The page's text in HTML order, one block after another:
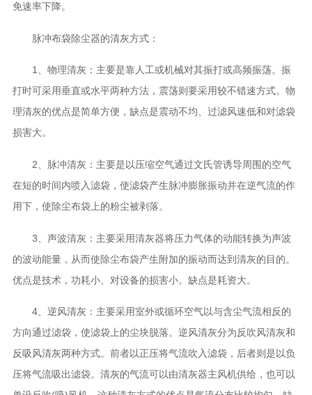
免速率下降。
脉冲布袋除尘器的清灰方式：
1、物理清灰：主要是靠人工或机械对其振打或高频振荡。振
打时可采用垂直或水平两种方法，震荡则要采用较不错速方式。物
理清灰的优点是简单方便，缺点是震动不均、过滤风速低和对滤袋
损害大。
2、脉冲清灰：主要是以压缩空气通过文氏管诱导周围的空气
在短的时间内喷入滤袋，使滤袋产生脉冲膨胀振动并在逆气流的作
用下，使除尘布袋上的粉尘被剥落。
3、声波清灰：主要采用清灰器将压力气体的动能转换为声波
的波动能量，从而使除尘布袋产生附加的振动而达到清灰的目的。
优点是技术，功耗小、对设备的损害小。缺点是耗资大。
4、逆风清灰：主要采用室外或循环空气以与含尘气流相反的
方向通过滤袋，使滤袋上的尘块脱落。逆风清灰分为反吹风清灰和
反吸风清灰两种方式。前者以正压将气流吹入滤袋，后者则是以负
压将气流吸出滤袋。清灰的气流可以由清灰器主风机供给，也可以